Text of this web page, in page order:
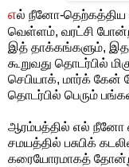
எல் நீனோ-தெற்கத்திய
வெள்ளம், வரட்சி
இத் தாக்கங்களும்,
கூறுவது தொடர்பில்
செபியாக், மார்க் கேன்
தொடர்பில் பெரும்
ஆரம்பத்தில் எல் நீனோ
சமயத்தில் பசுபிக்
கரையோரமாகத்